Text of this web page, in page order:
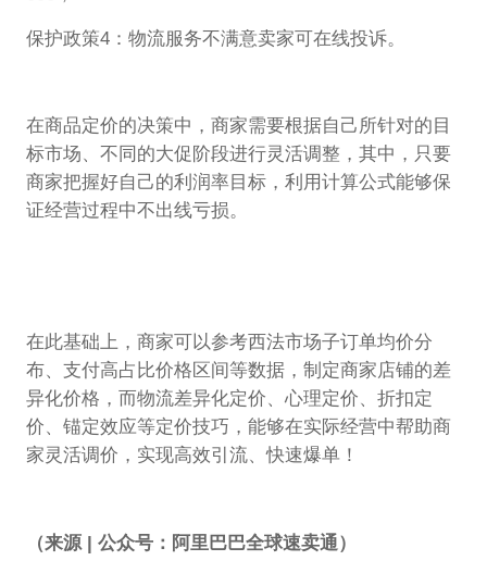
保护政策4：物流服务不满意卖家可在线投诉。
在商品定价的决策中，商家需要根据自己所针对的目
标市场、不同的大促阶段进行灵活调整，其中，只要
商家把握好自己的利润率目标，利用计算公式能够保
证经营过程中不出线亏损。
在此基础上，商家可以参考西法市场子订单均价分
布、支付高占比价格区间等数据，制定商家店铺的差
异化价格，而物流差异化定价、心理定价、折扣定
价、锚定效应等定价技巧，能够在实际经营中帮助商
家灵活调价，实现高效引流、快速爆单！
（来源 | 公众号：阿里巴巴全球速卖通）